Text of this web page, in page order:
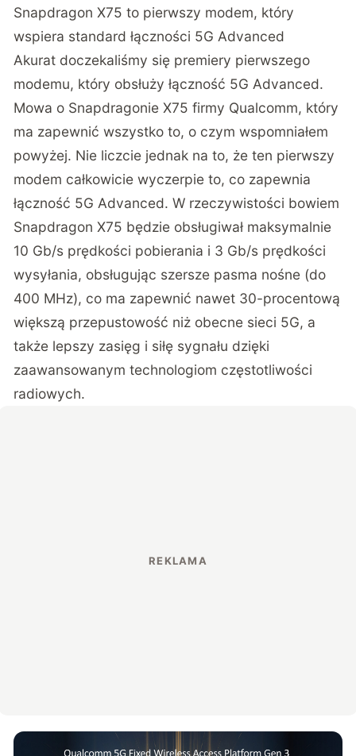
Snapdragon X75 to pierwszy modem, który
wspiera standard łączności 5G Advanced
Akurat doczekaliśmy się premiery pierwszego
modemu, który obsłuży łączność 5G Advanced.
Mowa o Snapdragonie X75 firmy Qualcomm, który
ma zapewnić wszystko to, o czym wspomniałem
powyżej. Nie liczcie jednak na to, że ten pierwszy
modem całkowicie wyczerpie to, co zapewnia
łączność 5G Advanced. W rzeczywistości bowiem
Snapdragon X75 będzie obsługiwał maksymalnie
10 Gb/s prędkości pobierania i 3 Gb/s prędkości
wysyłania, obsługując szersze pasma nośne (do
400 MHz), co ma zapewnić nawet 30-procentową
większą przepustowość niż obecne sieci 5G, a
także lepszy zasięg i siłę sygnału dzięki
zaawansowanym technologiom częstotliwości
radiowych.